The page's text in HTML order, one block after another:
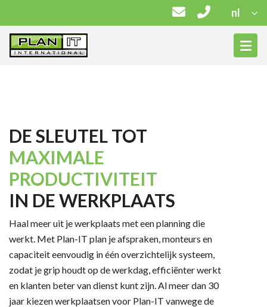
nl
DE SLEUTEL TOT
MAXIMALE
PRODUCTIVITEIT
IN DE WERKPLAATS
Haal meer uit je werkplaats met een planning die
werkt. Met Plan-IT plan je afspraken, monteurs en
capaciteit eenvoudig in één overzichtelijk systeem,
zodat je grip houdt op de werkdag, efficiënter werkt
en klanten beter van dienst kunt zijn. Al meer dan 30
jaar kiezen werkplaatsen voor Plan-IT vanwege de